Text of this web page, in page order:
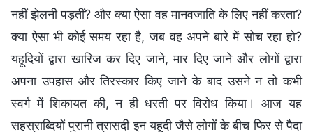
नहीं झेलनी पड़तीं? और क्या ऐसा वह मानवजाति के लिए नहीं करता?
क्या ऐसा भी कोई समय रहा है, जब वह अपने बारे में सोच रहा हो?
यहूदियों द्वारा खारिज कर दिए जाने, मार दिए जाने और लोगों द्वारा
अपना उपहास और तिरस्कार किए जाने के बाद उसने न तो कभी
स्वर्ग में शिकायत की, न ही धरती पर विरोध किया। आज यह
सहस्राब्दियों पुरानी त्रासदी इन यहूदी जैसे लोगों के बीच फिर से पैदा